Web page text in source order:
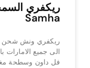
Samha
ريكفري ونش شحن
الى جميع الامارات
فل داون وسطحة